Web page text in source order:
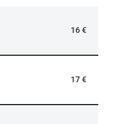
16 €
17 €